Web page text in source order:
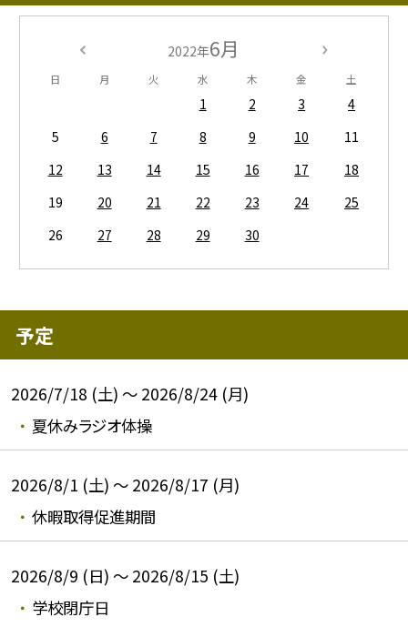
2022年6月
日 月 火 水 木 金 土
1 2 3
4
5
6 7 8 9 10
11
12
13 14 15 16 17
18
19
20 21 22 23 24
25
26
27 28 29 30
予定
2026/7/18 (土) ～ 2026/8/24 (月)
夏休みラジオ体操
2026/8/1 (土) ～ 2026/8/17 (月)
休暇取得促進期間
2026/8/9 (日) ～ 2026/8/15 (土)
学校閉庁日